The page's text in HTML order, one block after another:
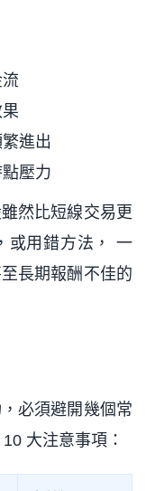
進出
壓力
然比短線交易更
或用錯方法， 一
長期報酬不佳的
必須避開幾個常
大注意事項：